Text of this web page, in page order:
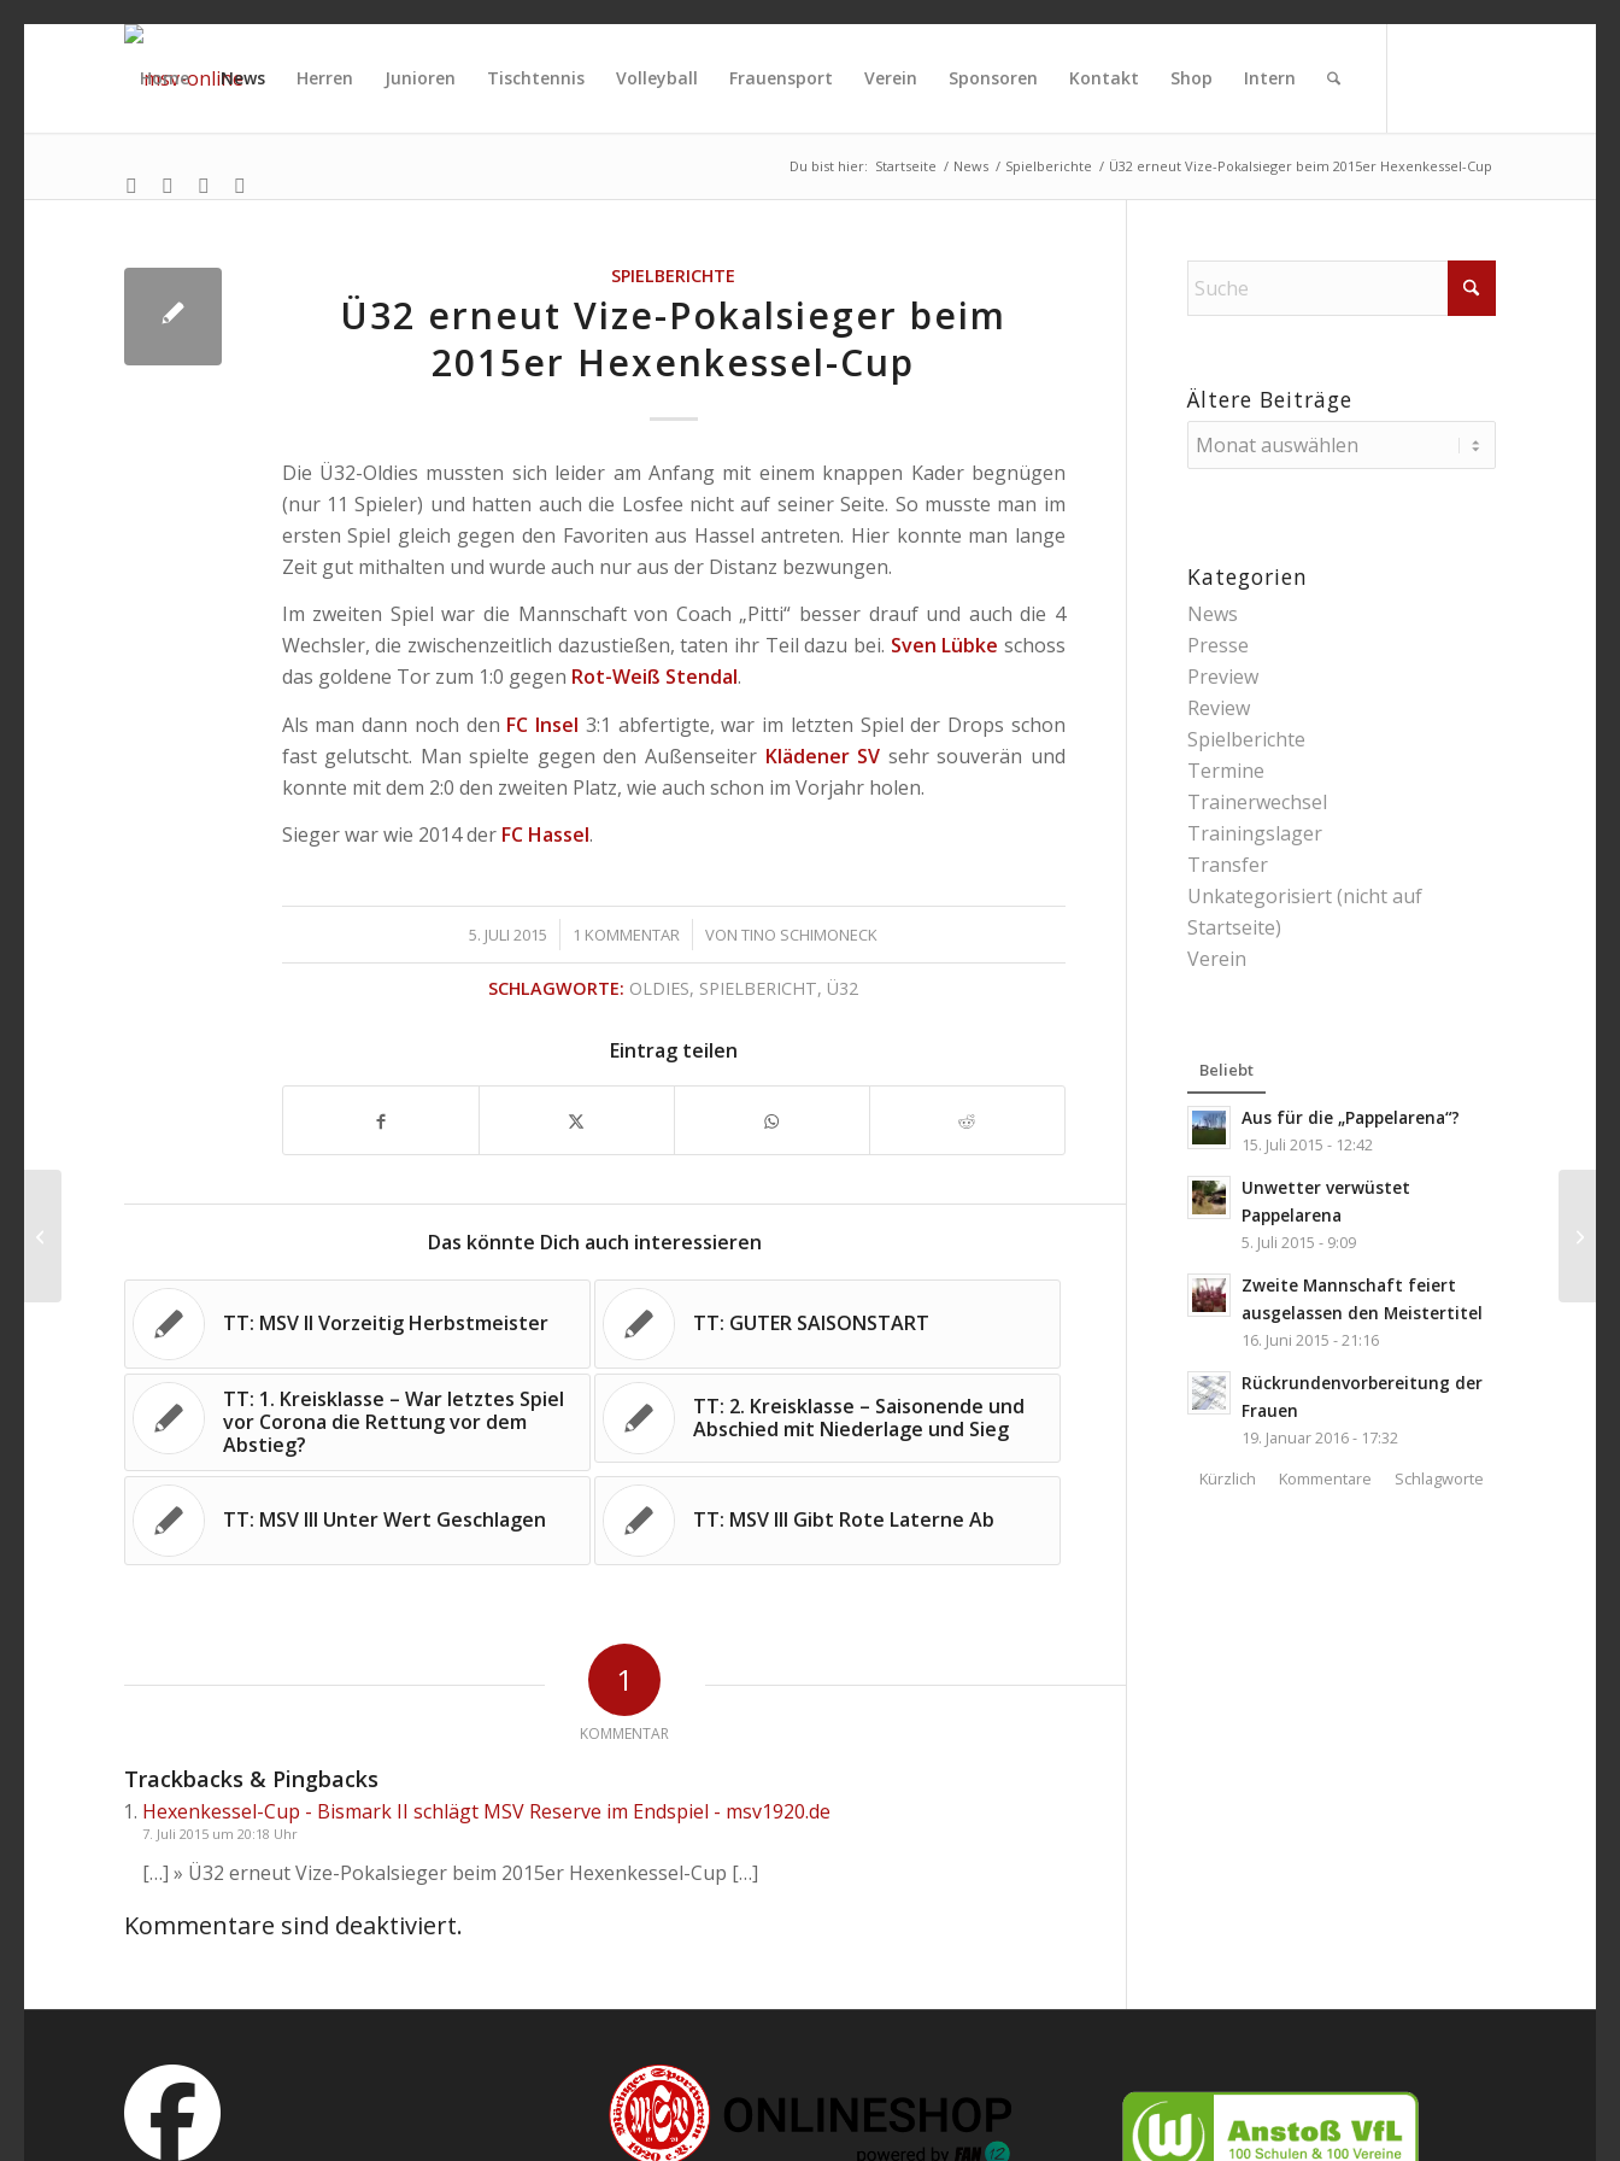
Home News Herren Junioren Tischtennis Volleyball Frauensport Verein Sponsoren Kontakt Shop Intern
Du bist hier: Startseite / News / Spielberichte / Ü32 erneut Vize-Pokalsieger beim 2015er Hexenkessel-Cup
SPIELBERICHTE
Ü32 erneut Vize-Pokalsieger beim
2015er Hexenkessel-Cup
Die Ü32-Oldies mussten sich leider am Anfang mit einem knappen Kader begnügen
(nur 11 Spieler) und hatten auch die Losfee nicht auf seiner Seite. So musste man im
ersten Spiel gleich gegen den Favoriten aus Hassel antreten. Hier konnte man lange
Zeit gut mithalten und wurde auch nur aus der Distanz bezwungen.
Im zweiten Spiel war die Mannschaft von Coach „Pitti“ besser drauf und auch die 4
Wechsler, die zwischenzeitlich dazustießen, taten ihr Teil dazu bei. Sven Lübke schoss
das goldene Tor zum 1:0 gegen Rot-Weiß Stendal.
Als man dann noch den FC Insel 3:1 abfertigte, war im letzten Spiel der Drops schon
fast gelutscht. Man spielte gegen den Außenseiter Klädener SV sehr souverän und
konnte mit dem 2:0 den zweiten Platz, wie auch schon im Vorjahr holen.
Sieger war wie 2014 der FC Hassel.
5. JULI 2015
/ 1 KOMMENTAR
/ VONTINO SCHIMONECK
SCHLAGWORTE: OLDIES, SPIELBERICHT, Ü32
Eintrag teilen
Das könnte Dich auch interessieren
TT: MSV II Vorzeitig Herbstmeister TT: GUTER SAISONSTART
TT: 1. Kreisklasse – War letztes Spiel
vor Corona die Rettung vor dem
Abstieg?
TT: 2. Kreisklasse – Saisonende und
Abschied mit Niederlage und Sieg
TT: MSV III Unter Wert Geschlagen TT: MSV III Gibt Rote Laterne Ab
1
KOMMENTAR
Trackbacks & Pingbacks
Hexenkessel-Cup - Bismark II schlägt MSV Reserve im Endspiel - msv1920.de
7. Juli 2015 um 20:18 Uhr
[…] » Ü32 erneut Vize-Pokalsieger beim 2015er Hexenkessel-Cup […]
Kommentare sind deaktiviert.
Ältere Beiträge
Kategorien
News
Presse
Preview
Review
Spielberichte
Termine
Trainerwechsel
Trainingslager
Transfer
Unkategorisiert (nicht auf
Startseite)
Verein
Beliebt
Aus für die „Pappelarena“?
15. Juli 2015 - 12:42
Unwetter verwüstet
Pappelarena
5. Juli 2015 - 9:09
Zweite Mannschaft feiert
ausgelassen den Meistertitel
16. Juni 2015 - 21:16
Rückrundenvorbereitung der
Frauen
19. Januar 2016 - 17:32
Kürzlich Kommentare Schlagworte